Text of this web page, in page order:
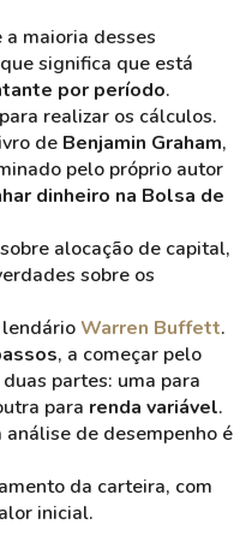
maioria desses
significa que está
por período.
realizar os cálculos.
de Benjamin Graham,
pelo próprio autor
dinheiro na Bolsa de
alocação de capital,
sobre os
Warren Buffett.
, a começar pelo
partes: uma para
para renda variável.
de desempenho é
da carteira, com
inicial.